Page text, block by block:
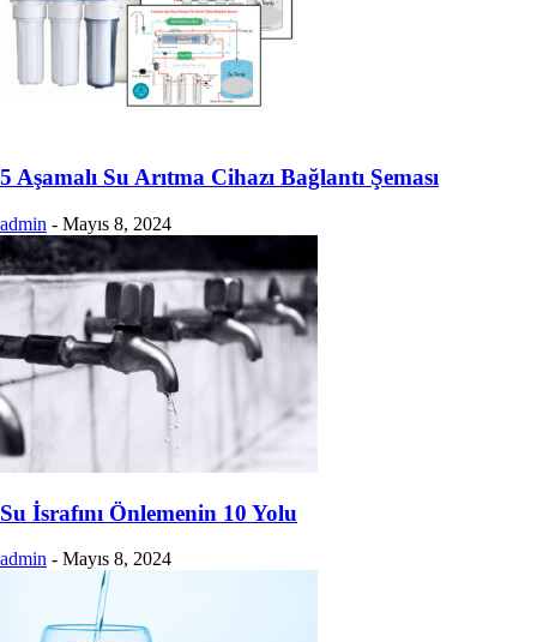
5 Aşamalı Su Arıtma Cihazı Bağlantı Şeması
admin - Mayıs 8, 2024
Su İsrafını Önlemenin 10 Yolu
admin - Mayıs 8, 2024